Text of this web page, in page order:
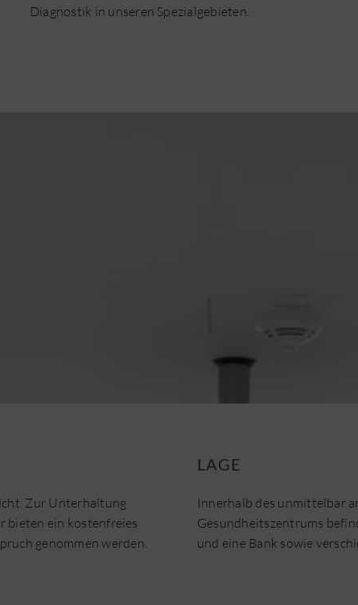
Diagnostik in unseren Spezialgebieten.
Zur Unterhaltung
bieten ein kostenfreies
genommen werden.
LAGE
Innerhalb des unmittelbar
Gesundheitszentrums
und eine Bank sowie